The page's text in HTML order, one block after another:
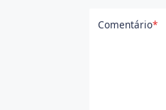
Comentário*